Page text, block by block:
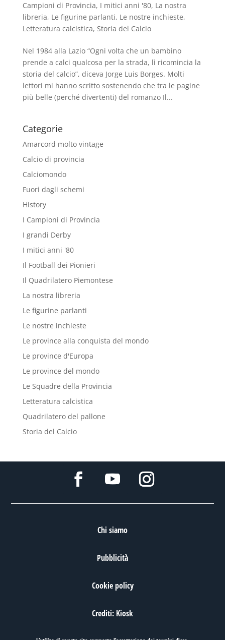
Campioni di Provincia, I mitici anni '80, La nostra
libreria, Le figurine parlanti, Le nostre inchieste,
Letteratura calcistica, Storia del Calcio
Nel 1984 alla Lazio “Ogni volta che un bambino
prende a calci qualcosa per la strada, lì ricomincia la
storia del calcio”, diceva Jorge Luis Borges. Molti
lettori mi hanno scritto sostenendo che tra le pagine
più belle (perché divertenti) del romanzo Il...
Categorie
Amarcord molto vintage
Calcio di provincia
Calciomondo
Fuori dagli schemi
History
I Campioni di Provincia
I grandi Derby
I mitici anni '80
Il Football dei Pionieri
Il Quadrilatero Piemontese
La nostra libreria
Le figurine parlanti
Le nostre inchieste
Le province alla conquista del mondo
Le province d'Europa
Le province del mondo
Le Squadre della Provincia
Letteratura calcistica
Quadrilatero del pallone
Storia del Calcio
Chi siamo
Pubblicità
Cookie policy
Crediti: Kiosk